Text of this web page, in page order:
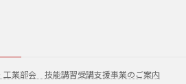
工業部会 技能講習受講支援事業のご案内